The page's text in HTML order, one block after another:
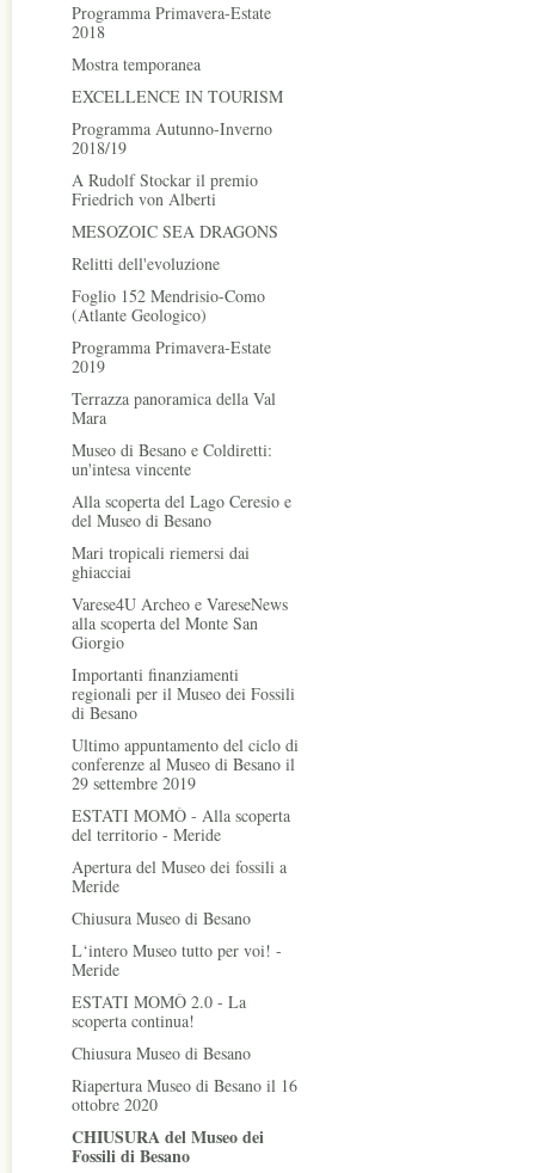
Programma Primavera-Estate
2018
Mostra temporanea
EXCELLENCE IN TOURISM
Programma Autunno-Inverno
2018/19
A Rudolf Stockar il premio
Friedrich von Alberti
MESOZOIC SEA DRAGONS
Relitti dell'evoluzione
Foglio 152 Mendrisio-Como
(Atlante Geologico)
Programma Primavera-Estate
2019
Terrazza panoramica della Val
Mara
Museo di Besano e Coldiretti:
un'intesa vincente
Alla scoperta del Lago Ceresio e
del Museo di Besano
Mari tropicali riemersi dai
ghiacciai
Varese4U Archeo e VareseNews
alla scoperta del Monte San
Giorgio
Importanti finanziamenti
regionali per il Museo dei Fossili
di Besano
Ultimo appuntamento del ciclo di
conferenze al Museo di Besano il
29 settembre 2019
ESTATI MOMÒ - Alla scoperta
del territorio - Meride
Apertura del Museo dei fossili a
Meride
Chiusura Museo di Besano
L‘intero Museo tutto per voi! -
Meride
ESTATI MOMÒ 2.0 - La
scoperta continua!
Chiusura Museo di Besano
Riapertura Museo di Besano il 16
ottobre 2020
CHIUSURA del Museo dei
Fossili di Besano